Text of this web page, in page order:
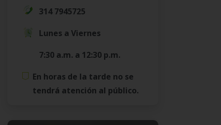
314 7945725
Lunes a Viernes
7:30 a.m. a 12:30 p.m.
En horas de la tarde no se
tendrá atención al público.